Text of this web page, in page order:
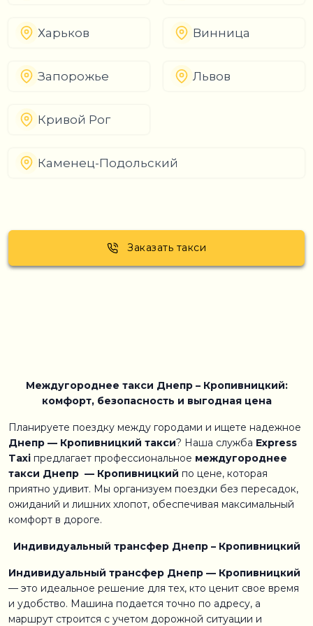
Харьков Винница
Запорожье Львов
Кривой Рог
Каменец-Подольский
Заказать такси
Междугороднее такси Днепр – Кропивницкий:
комфорт, безопасность и выгодная цена
Планируете поездку между городами и ищете надежное
Днепр — Кропивницкий такси? Наша служба Express
Taxi предлагает профессиональное междугороднее
такси Днепр — Кропивницкий по цене, которая
приятно удивит. Мы организуем поездки без пересадок,
ожиданий и лишних хлопот, обеспечивая максимальный
комфорт в дороге.
Индивидуальный трансфер Днепр – Кропивницкий
Индивидуальный трансфер Днепр — Кропивницкий
— это идеальное решение для тех, кто ценит свое время
и удобство. Машина подается точно по адресу, а
маршрут строится с учетом дорожной ситуации и